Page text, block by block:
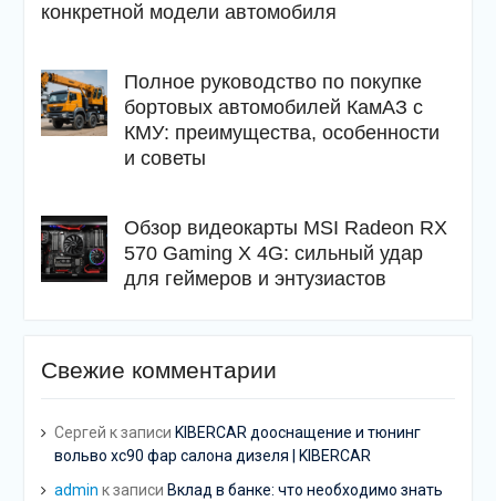
конкретной модели автомобиля
Полное руководство по покупке
бортовых автомобилей КамАЗ с
КМУ: преимущества, особенности
и советы
Обзор видеокарты MSI Radeon RX
570 Gaming X 4G: сильный удар
для геймеров и энтузиастов
Свежие комментарии
Сергей к записи KIBERCAR дооснащение и тюнинг
вольво хс90 фар салона дизеля | KIBERCAR
admin к записи Вклад в банке: что необходимо знать